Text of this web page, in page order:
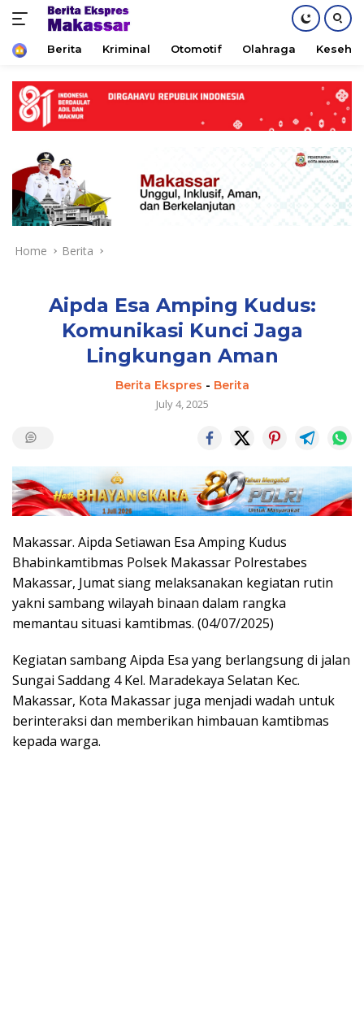
content
HomeBerita Kriminal Otomotif Olahraga
Home Berita
Aipda Esa Amping Kudus:
Komunikasi Kunci Jaga
Lingkungan Aman
Berita Ekspres - Berita
July 4, 2025
Makassar. Aipda Setiawan Esa Amping Kudus
Bhabinkamtibmas Polsek Makassar Polrestabes
Makassar, Jumat siang melaksanakan kegiatan rutin
yakni sambang wilayah binaan dalam rangka
memantau situasi kamtibmas. (04/07/2025)
Kegiatan sambang Aipda Esa yang berlangsung di jalan
Sungai Saddang 4 Kel. Maradekaya Selatan Kec.
Makassar, Kota Makassar juga menjadi wadah untuk
berinteraksi dan memberikan himbauan kamtibmas
kepada warga.